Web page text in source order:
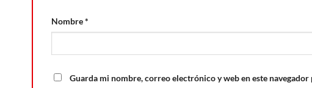
Nombre*
Guarda mi nombre, correo electrónico y web en este